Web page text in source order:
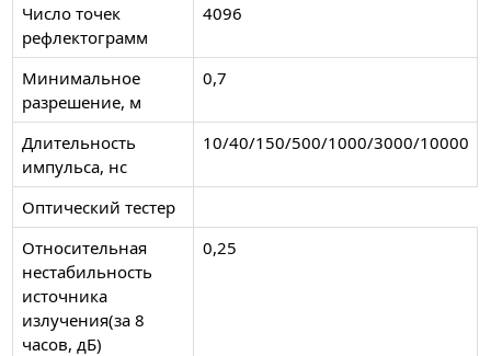
Число точек
рефлектограмм
4096
Минимальное
разрешение, м
0,7
Длительность
импульса, нс
10/40/150/500/1000/3000/10000
Оптический тестер
Относительная
нестабильность
источника
излучения(за 8
часов, дБ)
0,25